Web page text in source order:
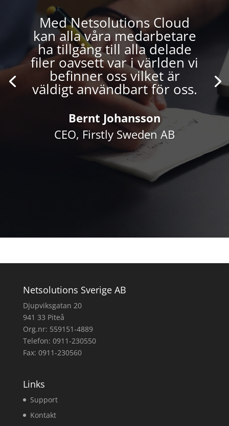
Med Netsolutions Cloud
kan alla våra medarbetare
ha tillgång till alla delade
filer oavsett var i världen vi
befinner oss vilket är
väldigt användbart för oss.
Bernt Johansson
CEO, Firstly Sweden AB
Netsolutions Sverige AB
Djupviksgatan 20
941 33 Piteå
Org.nr: 559151-4889
Telefon: 0911-230550
Fax: 0911-230560
Links
Support
Kontakt